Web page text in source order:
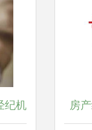
纪机 房